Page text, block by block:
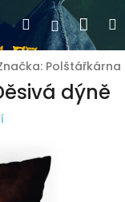
Hledat
Polštářkárna
dýně